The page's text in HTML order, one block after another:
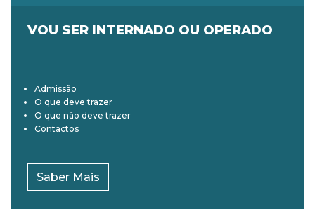
VOU SER INTERNADO OU OPERADO
Admissão
O que deve trazer
O que não deve trazer
Contactos
Saber Mais